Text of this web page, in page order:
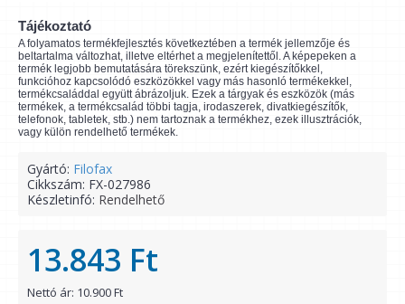
Tájékoztató
A folyamatos termékfejlesztés következtében a termék jellemzője és
beltartalma változhat, illetve eltérhet a megjelenítettől. A képepeken a
termék legjobb bemutatására törekszünk, ezért kiegészítőkkel,
funkcióhoz kapcsolódó eszközökkel vagy más hasonló termékekkel,
termékcsaláddal együtt ábrázoljuk. Ezek a tárgyak és eszközök (más
termékek, a termékcsalád többi tagja, irodaszerek, divatkiegészítők,
telefonok, tabletek, stb.) nem tartoznak a termékhez, ezek illusztrációk,
vagy külön rendelhető termékek.
Gyártó: Filofax
Cikkszám: FX-027986
Készletinfó: Rendelhető
13.843 Ft
Nettó ár: 10.900 Ft